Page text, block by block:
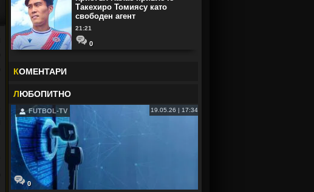
Такехиро Томиясу като
свободен агент
21:21
0
КОМЕНТАРИ
ЛЮБОПИТНО
FUTBOL-TV 19.05.26 | 17:34
0